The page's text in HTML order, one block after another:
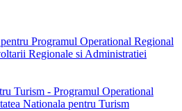
Programul Operational Regional
Regionale si Administratiei
Turism - Programul Operational
Nationala pentru Turism